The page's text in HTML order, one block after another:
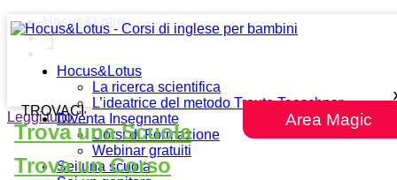
Hocus&Lotus
La ricerca scientifica
L’ideatrice del metodo Traute Taeschner
Diventa Insegnante
Corsi di Formazione
Webinar gratuiti
Sei una scuola
Area Magic
TROVACI
Trova una Scuola
Trova un Corso
Hocus&Lotus
Leggi tutto""